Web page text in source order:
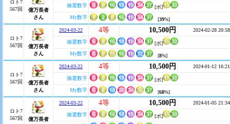
ロト7
567回
億万長者
さん
抽選数字
[ボ]
My数字
[39%]
ロト7
567回
億万長者
さん
2024-03-22 4等 10,500円 2024-02-28 20:58
抽選数字
[ボ]
My数字
[8%]
ロト7
567回
億万長者
さん
2024-03-22 4等 10,500円 2024-01-12 16:21
抽選数字
[ボ]
My数字
[68%]
ロト7
567回
億万長者
2024-03-22 4等 10,500円 2024-01-05 21:34
抽選数字
[ボ]